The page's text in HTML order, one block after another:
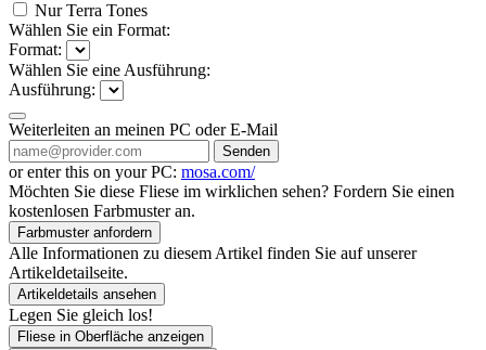
Nur Terra Tones
Wählen Sie ein Format:
Format:
Wählen Sie eine Ausführung:
Ausführung:
Weiterleiten an meinen PC oder E-Mail
Senden
or enter this on your PC: mosa.com/
Möchten Sie diese Fliese im wirklichen sehen? Fordern Sie einen
kostenlosen Farbmuster an.
Farbmuster anfordern
Alle Informationen zu diesem Artikel finden Sie auf unserer
Artikeldetailseite.
Artikeldetails ansehen
Legen Sie gleich los!
Fliese in Oberfläche anzeigen